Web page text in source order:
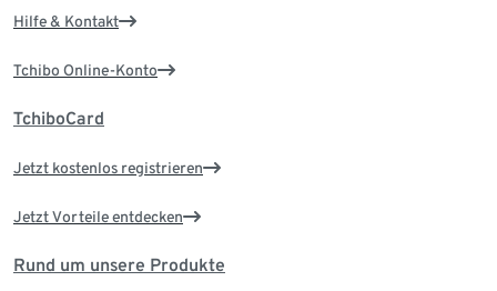
Hilfe & Kontakt
Tchibo Online-Konto
TchiboCard
Jetzt kostenlos registrieren
Jetzt Vorteile entdecken
Rund um unsere Produkte